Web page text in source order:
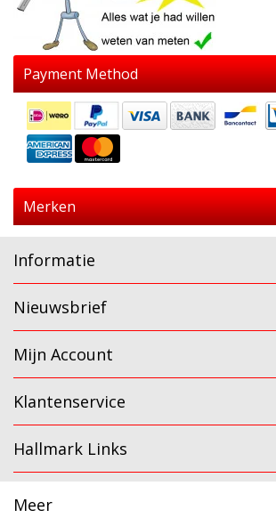
Payment Method
Merken
Informatie
Nieuwsbrief
Mijn Account
Klantenservice
Hallmark Links
Meer